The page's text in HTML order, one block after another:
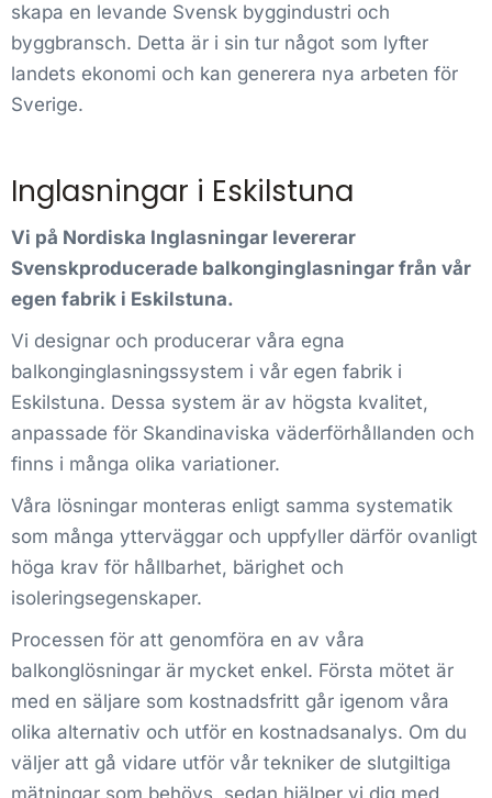
skapa en levande Svensk byggindustri och
byggbransch. Detta är i sin tur något som lyfter
landets ekonomi och kan generera nya arbeten för
Sverige.
Inglasningar i Eskilstuna
Vi på Nordiska Inglasningar levererar
Svenskproducerade balkonginglasningar från vår
egen fabrik i Eskilstuna.
Vi designar och producerar våra egna
balkonginglasningssystem i vår egen fabrik i
Eskilstuna. Dessa system är av högsta kvalitet,
anpassade för Skandinaviska väderförhållanden och
finns i många olika variationer.
Våra lösningar monteras enligt samma systematik
som många ytterväggar och uppfyller därför ovanligt
höga krav för hållbarhet, bärighet och
isoleringsegenskaper.
Processen för att genomföra en av våra
balkonglösningar är mycket enkel. Första mötet är
med en säljare som kostnadsfritt går igenom våra
olika alternativ och utför en kostnadsanalys. Om du
väljer att gå vidare utför vår tekniker de slutgiltiga
mätningar som behövs, sedan hjälper vi dig med